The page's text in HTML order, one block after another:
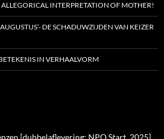
INTERPRETATION OF MOTHER!
DE SCHADUWZIJDEN VAN KEIZER
IN VERHAALVORM
[dubbelaflevering; NPO Start, 2025]